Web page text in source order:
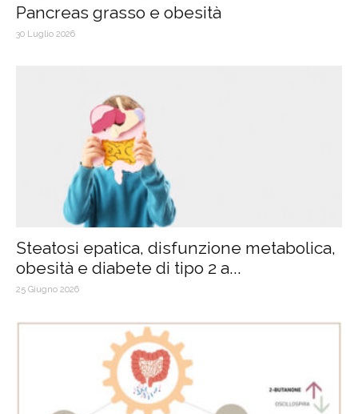
Pancreas grasso e obesità
30 Luglio 2026
Steatosi epatica, disfunzione metabolica,
obesità e diabete di tipo 2 a...
25 Giugno 2026